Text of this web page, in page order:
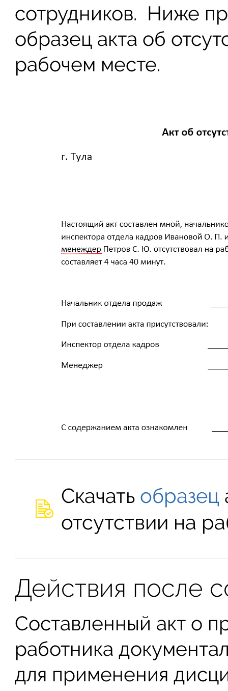
сотрудников. Ниже
образец акта об
рабочем месте.
Скачать образец
отсутствии на
Действия после
Составленный акт о
работника
для применения